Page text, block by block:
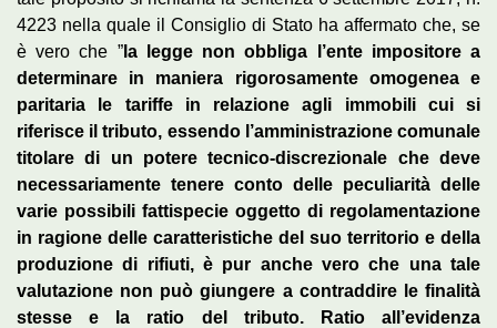
4223 nella quale il Consiglio di Stato ha affermato che, se
è vero che ”la legge non obbliga l’ente impositore a
determinare in maniera rigorosamente omogenea e
paritaria le tariffe in relazione agli immobili cui si
riferisce il tributo, essendo l’amministrazione comunale
titolare di un potere tecnico-discrezionale che deve
necessariamente tenere conto delle peculiarità delle
varie possibili fattispecie oggetto di regolamentazione
in ragione delle caratteristiche del suo territorio e della
produzione di rifiuti, è pur anche vero che una tale
valutazione non può giungere a contraddire le finalità
stesse e la ratio del tributo. Ratio all’evidenza